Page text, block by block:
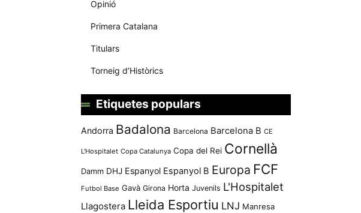
Opinió
Primera Catalana
Titulars
Torneig d’Històrics
Etiquetes populars
Andorra Badalona Barcelona Barcelona B CE
L'Hospitalet Copa Catalunya Copa del Rei Cornellà
Damm DHJ Espanyol Espanyol B Europa FCF
Futbol Base Gavà Girona Horta Juvenils L'Hospitalet
Llagostera Lleida Esportiu LNJ Manresa